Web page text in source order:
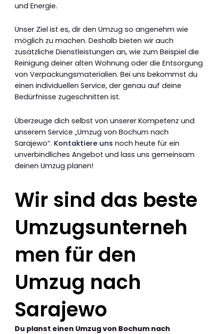
und Energie.
Unser Ziel ist es, dir den Umzug so angenehm wie
möglich zu machen. Deshalb bieten wir auch
zusätzliche Dienstleistungen an, wie zum Beispiel die
Reinigung deiner alten Wohnung oder die Entsorgung
von Verpackungsmaterialien. Bei uns bekommst du
einen individuellen Service, der genau auf deine
Bedürfnisse zugeschnitten ist.
Überzeuge dich selbst von unserer Kompetenz und
unserem Service „Umzug von Bochum nach
Sarajewo“. Kontaktiere uns noch heute für ein
unverbindliches Angebot und lass uns gemeinsam
deinen Umzug planen!
Wir sind das beste
Umzugsunterneh
men für den
Umzug nach
Sarajewo
Du planst einen Umzug von Bochum nach